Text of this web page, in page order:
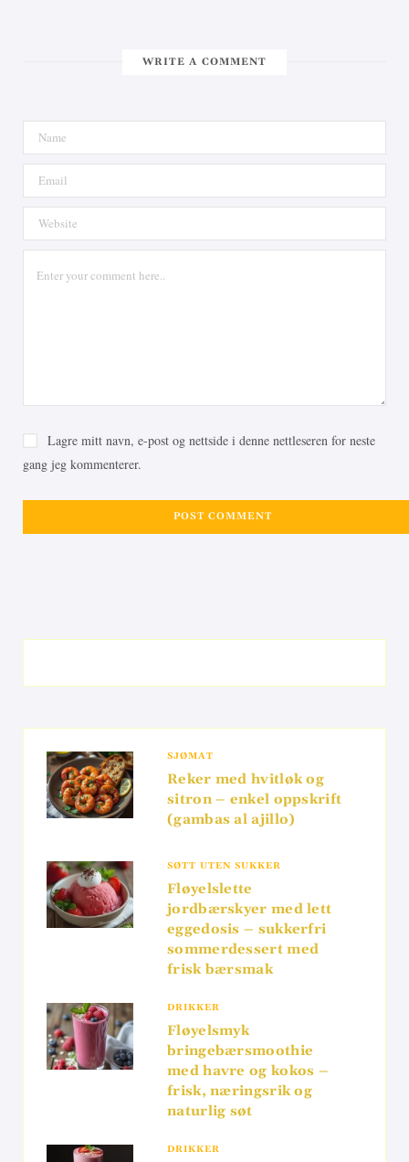
WRITE A COMMENT
Lagre mitt navn, e-post og nettside i denne nettleseren for neste
gang jeg kommenterer.
SJØMAT
Reker med hvitløk og
sitron – enkel oppskrift
(gambas al ajillo)
SØTT UTEN SUKKER
Fløyelslette
jordbærskyer med lett
eggedosis – sukkerfri
sommerdessert med
frisk bærsmak
DRIKKER
Fløyelsmyk
bringebærsmoothie
med havre og kokos –
frisk, næringsrik og
naturlig søt
DRIKKER